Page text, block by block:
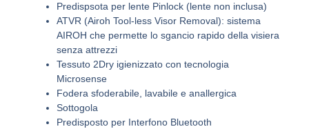
Predispsota per lente Pinlock (lente non inclusa)
ATVR (Airoh Tool-less Visor Removal): sistema
AIROH che permette lo sgancio rapido della visiera
senza attrezzi
Tessuto 2Dry igienizzato con tecnologia
Microsense
Fodera sfoderabile, lavabile e anallergica
Sottogola
Predisposto per Interfono Bluetooth